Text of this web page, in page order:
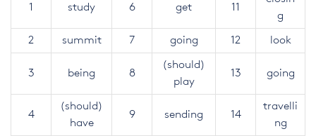
1 study 6 get 11
g
2 summit 7 going 12 look
3 being 8
(should)
play
13 going
4
(should)
have
9 sending 14
travelli
ng